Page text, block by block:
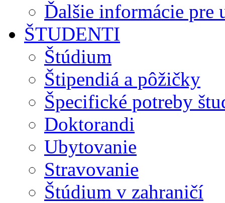
Ďalšie informácie pre
ŠTUDENTI
Štúdium
Štipendiá a pôžičky
Špecifické potreby
Doktorandi
Ubytovanie
Stravovanie
Štúdium v zahraničí